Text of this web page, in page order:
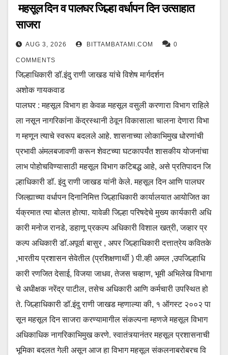
महसूल दिन व पालघर जिल्हा वर्धापन दिन उत्साहात
साजरा
AUG 3, 2026 BITTAMBATAMI.COM 0
COMMENTS
जिल्हाधिकारी डॉ.इंदु राणी जाखड यांचे विशेष मार्गदर्शन
अशोक गायकवाड
पालघर : महसूल विभाग हा केवळ महसूल वसुली करणारा विभाग राहिले
ला नसून नागरिकांना केंद्रस्थानी ठेवून विकासाला चालना देणारा विभा
ग म्हणून त्याचे स्वरूप बदलले आहे. शासनाच्या लोकाभिमुख धोरणांची
प्रभावी अंमलबजावणी करून शेवटच्या घटकापर्यंत शासकीय योजनांचा
लाभ पोहोचविण्यासाठी महसूल विभाग कटिबद्ध आहे, असे प्रतिपादन जि
ल्हाधिकारी डॉ. इंदु राणी जाखड यांनी केले. महसूल दिन आणि पालघर
जिल्ह्याच्या वर्धापन दिनानिमित्त जिल्हाधिकारी कार्यालयात आयोजित का
र्यक्रमात त्या बोलत होत्या. यावेळी जिल्हा परिषदेचे मुख्य कार्यकारी अधि
कारी मनोज रानडे, डहाणू प्रकल्प अधिकारी विशाल खत्री, जव्हार प्र
कल्प अधिकारी डॉ.अपूर्वा बासुर , अपर जिल्हाधिकारी दत्तात्रेय कवितके
,भारतीय प्रशासन सेवेतील (प्रशिक्षणार्थी ) पी.व्ही अमल ,उपजिल्हाधि
कारी रणजित देसाई, विजया जाधव, तेजस चव्हाण, भूमी अभिलेख विभागा
चे अधीक्षक नरेंद्र पाटील, तसेच अधिकारी आणि कर्मचारी उपस्थित हो
ते. जिल्हाधिकारी डॉ.इंदु राणी जाखड म्हणाल्या की, १ ऑगस्ट २००२ पा
सून महसूल दिन साजरा करण्यामागील संकल्पना म्हणजे महसूल विभाग
अधिकाधिक नागरिकाभिमुख करणे. स्वातंत्र्यानंतर महसूल प्रशासनाची
भूमिका बदलत गेली असून आज हा विभाग महसूल संकलनाबरोबरच वि